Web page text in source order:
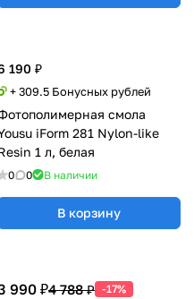
190 ₽
+ 309.5 Бонусных рублей
смола
iForm 281 Nylon-like
1 л, белая
0 0 В наличии
В корзину
990 ₽4 788 ₽ -17%